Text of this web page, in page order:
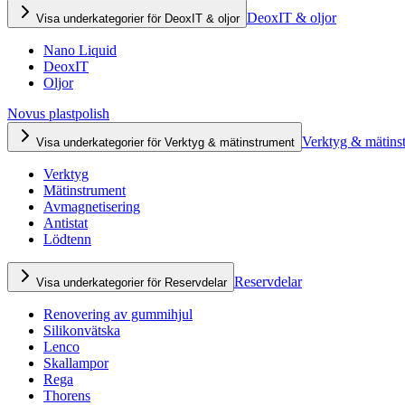
Visa underkategorier för DeoxIT & oljor DeoxIT & oljor
Nano Liquid
DeoxIT
Oljor
Novus plastpolish
Visa underkategorier för Verktyg & mätinstrument Verktyg &
Verktyg
Mätinstrument
Avmagnetisering
Antistat
Lödtenn
Visa underkategorier för Reservdelar Reservdelar
Renovering av gummihjul
Silikonvätska
Lenco
Skallampor
Rega
Thorens